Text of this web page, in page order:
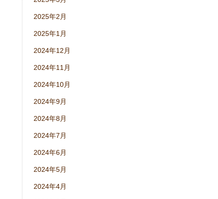
2025年2月
2025年1月
2024年12月
2024年11月
2024年10月
2024年9月
2024年8月
2024年7月
2024年6月
2024年5月
2024年4月